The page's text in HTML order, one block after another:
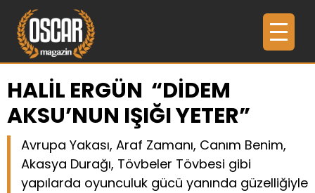
HALİL ERGÜN “DİDEM
AKSU’NUN IŞIĞI YETER”
Avrupa Yakası, Araf Zamanı, Canım Benim,
Akasya Durağı, Tövbeler Tövbesi gibi
yapılarda oyunculuk gücü yanında güzelliğiyle